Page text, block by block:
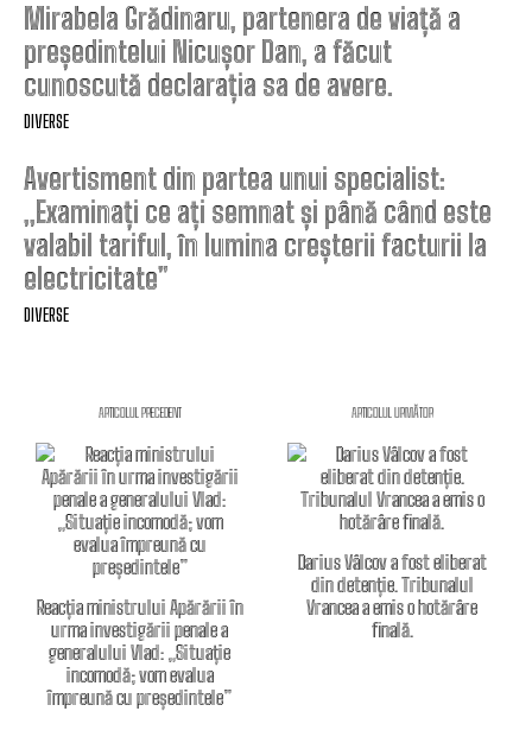
Mirabela Grădinaru, partenera de viață a
președintelui Nicușor Dan, a făcut
cunoscută declarația sa de avere.
DIVERSE
Avertisment din partea unui specialist:
„Examinați ce ați semnat și până când este
valabil tariful, în lumina creșterii facturii la
electricitate”
DIVERSE
ARTICOLUL PRECEDENT
Reacția ministrului Apărării în
urma investigării penale a
generalului Vlad: „Situație
incomodă; vom evalua
împreună cu președintele”
ARTICOLUL URMĂTOR
Darius Vâlcov a fost eliberat
din detenție. Tribunalul
Vrancea a emis o hotărâre
finală.